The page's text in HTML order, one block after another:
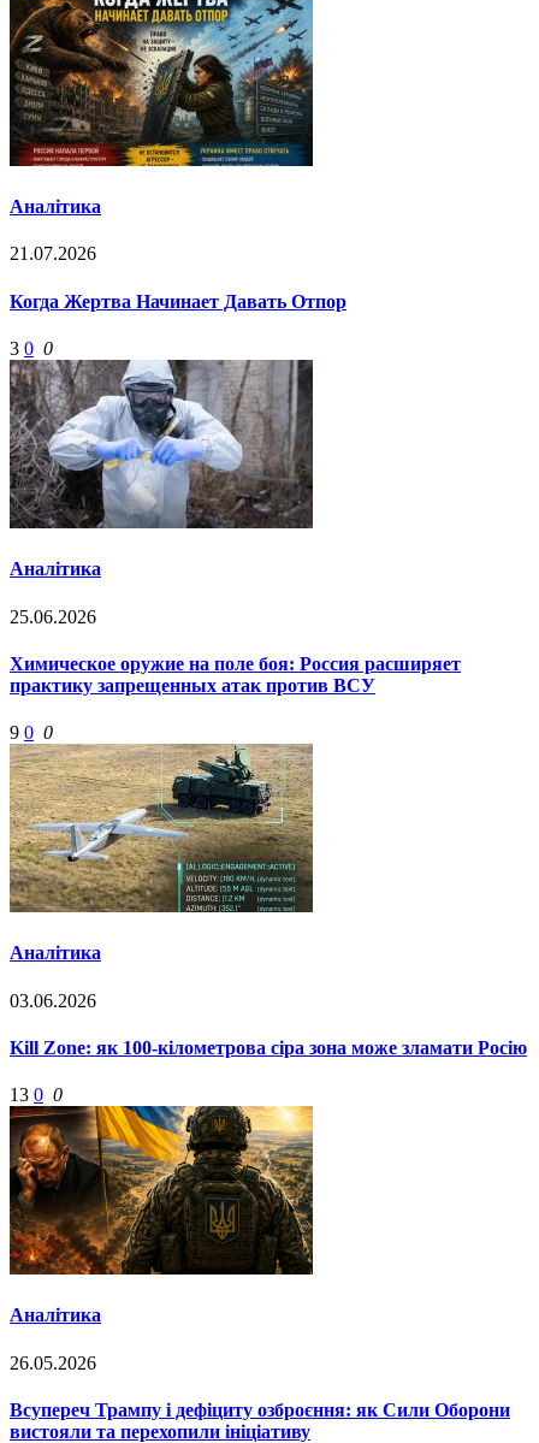
Аналітика
21.07.2026
Когда Жертва Начинает Давать Отпор
3 0 0
Аналітика
25.06.2026
Химическое оружие на поле боя: Россия расширяет
практику запрещенных атак против ВСУ
9 0 0
Аналітика
03.06.2026
Kill Zone: як 100-кілометрова сіра зона може зламати Росію
13 0 0
Аналітика
26.05.2026
Всупереч Трампу і дефіциту озброєння: як Сили Оборони
вистояли та перехопили ініціативу